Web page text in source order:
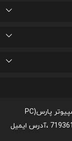
آدرس: شیراز، خیابان ملاصدرا، کوچه2، مجتمع کامپیوتر پارس(PC
CENTER)،طبقه دوم ،واحد 207 ،کد پستی :7193613649 ،آدرس ایمیل